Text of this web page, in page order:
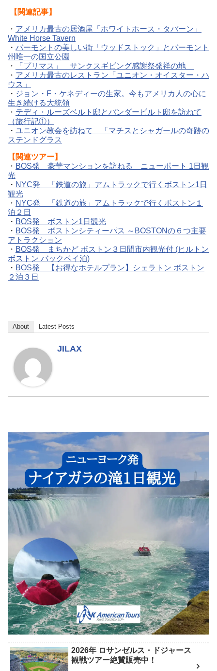
【関連記事】
・ アメリカ最古の居酒屋「ホワイトホース・タバーン」
White Horse Tavern
・ バーモントの美しい街「ウッドストック」とバーモント
州唯一の国立公園
・
「プリマス」 サンクスギビング感謝祭発祥の地
・ アメリカ最古のレストラン「ユニオン・オイスター・ハ
ウス」
・ ジョン・F・ケネディーの生家。今もアメリカ人の心に
生き続ける大統領
・ テディ・ルーズベルト邸とバンダービルト邸を訪ねて
（旅行記①）
・ ユニオン教会を訪ねて 「マチスとシャガールの奇跡の
ステンドグラス
【関連ツアー】
・ BOS発 豪華マンションを訪ねる ニューポート 1日観
光
・ NYC発 「鉄道の旅」アムトラックで行くボストン1日
観光
・ NYC発 「鉄道の旅」アムトラックで行くボストン１
泊２日
・ BOS発 ボストン1日観光
・ BOS発 ボストンシティーパス ～BOSTONの６つ主要
アトラクション
・ BOS発 まちかど ボストン３日間市内観光付 (ヒルトン
ボストン バックベイ泊)
・ BOS発 【お得なホテルプラン】シェラトン ボストン
２泊３日
About Latest Posts
JILAX
2026年 ロサンゼルス・ドジャース
観戦ツアー絶賛販売中！